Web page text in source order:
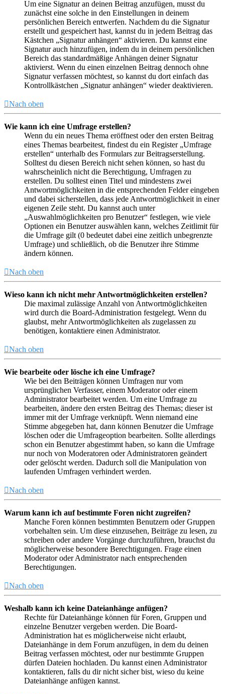
Um eine Signatur an deinen Beitrag anzufügen, musst du
zunächst eine solche in den Einstellungen in deinem
persönlichen Bereich entwerfen. Nachdem du die Signatur
erstellt und gespeichert hast, kannst du in jedem Beitrag das
Kästchen „Signatur anhängen“ aktivieren. Du kannst eine
Signatur auch hinzufügen, indem du in deinem persönlichen
Bereich das standardmäßige Anhängen deiner Signatur
aktivierst. Wenn du einen einzelnen Beitrag dennoch ohne
Signatur verfassen möchtest, so kannst du dort einfach das
Kontrollkästchen „Signatur anhängen“ wieder deaktivieren.
Nach oben
Wie kann ich eine Umfrage erstellen?
Wenn du ein neues Thema eröffnest oder den ersten Beitrag
eines Themas bearbeitest, findest du ein Register „Umfrage
erstellen“ unterhalb des Formulars zur Beitragserstellung.
Solltest du diesen Bereich nicht sehen können, so hast du
wahrscheinlich nicht die Berechtigung, Umfragen zu
erstellen. Du solltest einen Titel und mindestens zwei
Antwortmöglichkeiten in die entsprechenden Felder eingeben
und dabei sicherstellen, dass jede Antwortmöglichkeit in einer
eigenen Zeile steht. Du kannst auch unter
„Auswahlmöglichkeiten pro Benutzer“ festlegen, wie viele
Optionen ein Benutzer auswählen kann, welches Zeitlimit für
die Umfrage gilt (0 bedeutet dabei eine zeitlich unbegrenzte
Umfrage) und schließlich, ob die Benutzer ihre Stimme
ändern können.
Nach oben
Wieso kann ich nicht mehr Antwortmöglichkeiten erstellen?
Die maximal zulässige Anzahl von Antwortmöglichkeiten
wird durch die Board-Administration festgelegt. Wenn du
glaubst, mehr Antwortmöglichkeiten als zugelassen zu
benötigen, kontaktiere einen Administrator.
Nach oben
Wie bearbeite oder lösche ich eine Umfrage?
Wie bei den Beiträgen können Umfragen nur vom
ursprünglichen Verfasser, einem Moderator oder einem
Administrator bearbeitet werden. Um eine Umfrage zu
bearbeiten, ändere den ersten Beitrag des Themas; dieser ist
immer mit der Umfrage verknüpft. Wenn niemand eine
Stimme abgegeben hat, dann können Benutzer die Umfrage
löschen oder die Umfrageoption bearbeiten. Sollte allerdings
schon ein Benutzer abgestimmt haben, so kann die Umfrage
nur noch von Moderatoren oder Administratoren geändert
oder gelöscht werden. Dadurch soll die Manipulation von
laufenden Umfragen verhindert werden.
Nach oben
Warum kann ich auf bestimmte Foren nicht zugreifen?
Manche Foren können bestimmten Benutzern oder Gruppen
vorbehalten sein. Um diese einzusehen, Beiträge zu lesen, zu
schreiben oder andere Vorgänge durchzuführen, brauchst du
möglicherweise besondere Berechtigungen. Frage einen
Moderator oder Administrator nach entsprechenden
Berechtigungen.
Nach oben
Weshalb kann ich keine Dateianhänge anfügen?
Rechte für Dateianhänge können für Foren, Gruppen und
einzelne Benutzer vergeben werden. Die Board-
Administration hat es möglicherweise nicht erlaubt,
Dateianhänge in dem Forum anzufügen, in dem du deinen
Beitrag verfassen möchtest, oder nur bestimmte Gruppen
dürfen Dateien hochladen. Du kannst einen Administrator
kontaktieren, falls du dir nicht sicher bist, wieso du keine
Dateianhänge anfügen kannst.